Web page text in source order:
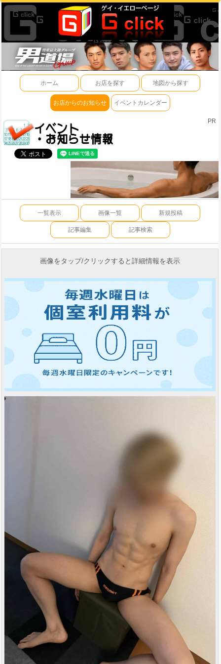
ホーム お店を探す 地図から探す
お店からのお知らせ イベントカレンダー
PR
一覧表示 画像一覧 新規投稿
記事編集 記事検索
画像をタップ/クリックすると詳細情報を表示